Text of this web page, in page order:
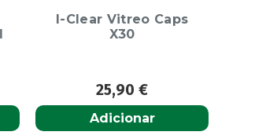
I-Clear Vitreo Caps
X30
25,90€
Adicionar